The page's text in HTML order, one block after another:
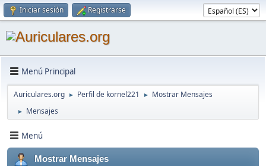
Iniciar sesión Registrarse
Menú Principal
Auriculares.org ► Perfil de kornel221 ► Mostrar Mensajes
► Mensajes
Menú
Mostrar Mensajes